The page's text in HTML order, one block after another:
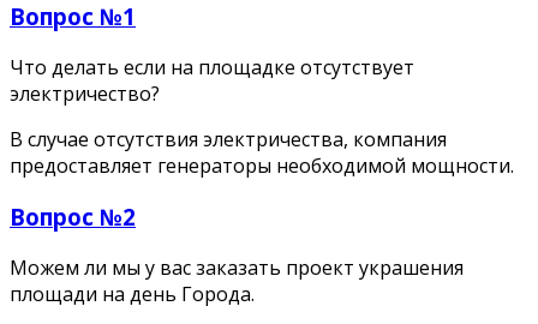
Вопрос №1
Что делать если на площадке отсутствует
электричество?
В случае отсутствия электричества, компания
предоставляет генераторы необходимой мощности.
Вопрос №2
Можем ли мы у вас заказать проект украшения
площади на день Города.